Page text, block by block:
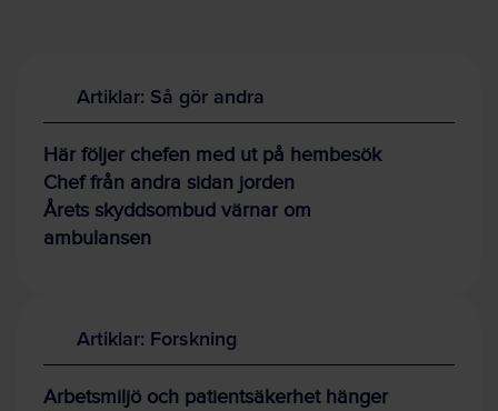
Artiklar: Så gör andra
Här följer chefen med ut på hembesök
Chef från andra sidan jorden
Årets skyddsombud värnar om
ambulansen
Artiklar: Forskning
Arbetsmiljö och patientsäkerhet hänger